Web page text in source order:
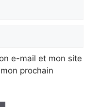
e-mail et mon site
prochain